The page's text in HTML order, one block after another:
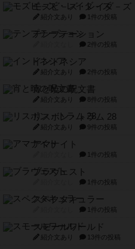
モズビ－ズ・レイダ－ズ
紹介文あり 1件の投稿
テンプテーション
2件の投稿
インドネシア
紹介文あり 2件の投稿
宵と暁の呪文書
紹介文あり 8件の投稿
リスボン・トラム 28
紹介文あり 9件の投稿
アマナイト
1件の投稿
ブラヴェスト
1件の投稿
スペクタキュラー
1件の投稿
スモールワールド
紹介文あり 13件の投稿